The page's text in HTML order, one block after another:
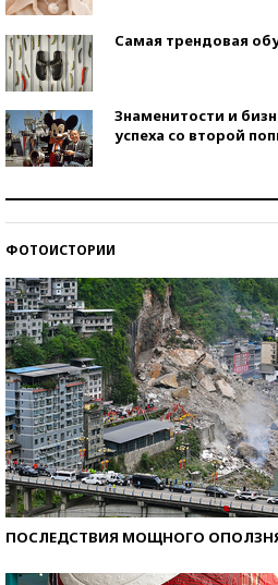
Самая трендовая
Знаменитости и
успеха со второй
ФОТОИСТОРИИ
ПОСЛЕДСТВИЯ МОЩНОГО